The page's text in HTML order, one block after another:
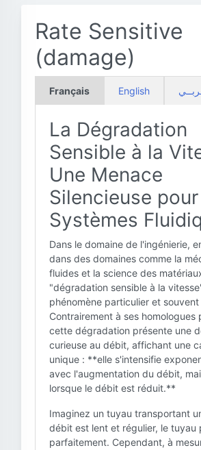
Rate Sensitive
(damage)
Français English
La Dégradation
Sensible à la
Une Menace
Silencieuse
Systèmes
Dans le domaine de l'ingénierie,
dans des domaines comme la
fluides et la science des
"dégradation sensible à la
phénomène particulier et
Contrairement à ses homologues
cette dégradation présente une
curieuse au débit, affichant une
unique : **elle s'intensifie
avec l'augmentation du débit,
lorsque le débit est réduit.**
Imaginez un tuyau transportant
débit est lent et régulier, le tuyau
parfaitement. Cependant, à